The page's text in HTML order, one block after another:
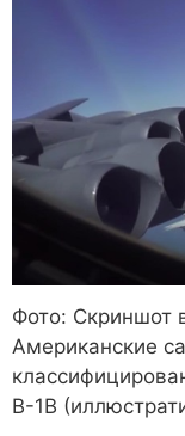
Фото: Скриншот
Американские
B-1B